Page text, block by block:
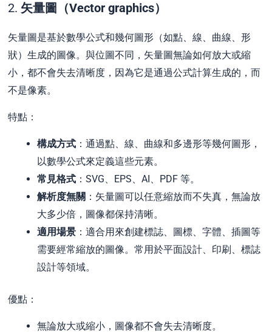
2. 矢量圖（Vector graphics）
矢量圖是基於數學公式和幾何圖形（如點、線、曲線、形
狀）生成的圖像。與位圖不同，矢量圖無論如何放大或縮
小，都不會失去清晰度，因為它是通過公式計算生成的，而
不是像素。
特點：
構成方式 ：通過點、線、曲線和多邊形等幾何圖形，
以數學公式來定義這些元素。
常見格式 ：SVG、EPS、AI、PDF 等。
解析度無關 ：矢量圖可以任意縮放而不失真，無論放
大多少倍，圖像都保持清晰。
適用場景 ：適合用來創建標誌、圖標、字體、插圖等
需要經常縮放的圖像。常用於平面設計、印刷、標誌
設計等領域。
優點：
無論放大或縮小，圖像都不會失去清晰度。